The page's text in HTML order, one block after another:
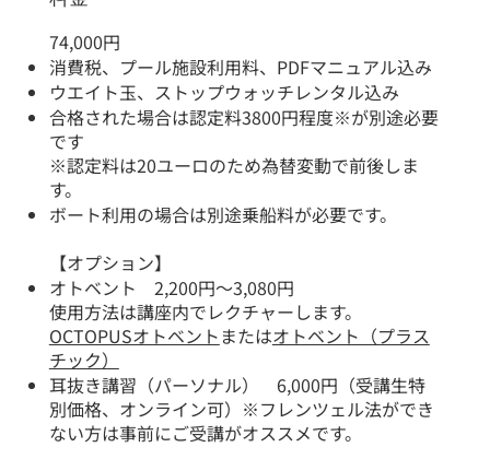
74,000円
消費税、プール施設利用料、PDFマニュアル込み
ウエイト玉、ストップウォッチレンタル込み
合格された場合は認定料3800円程度※が別途必要
です
※認定料は20ユーロのため為替変動で前後しま
す。
​ボート利用の場合は別途乗船料が必要です。
【オプション】
オトベント 2,200円～3,080円
使用方法は講座内でレクチャーします。
OCTOPUSオトベント またはオトベント（プラス
チック）
耳抜き講習（パーソナル） 6,000円（受講生特
別価格、オンライン可）※フレンツェル法ができ
ない方は事前にご受講がオススメです。